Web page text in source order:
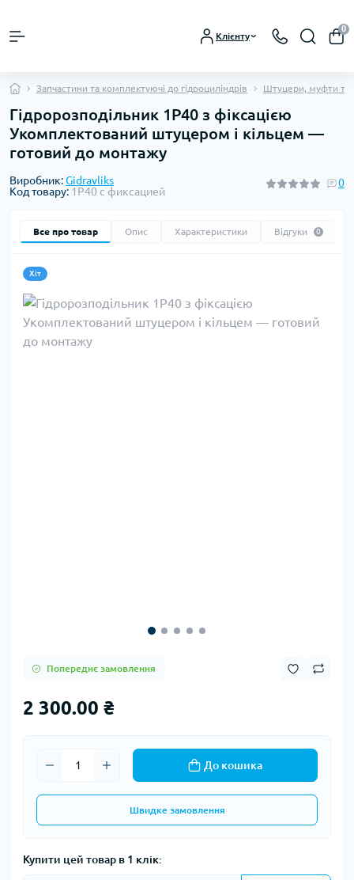
Клієнту
0
Запчастини та комплектуючі до гідроциліндрів Штуцери, муфти та
Гідророзподільник 1Р40 з фіксацією
Укомплектований штуцером і кільцем —
готовий до монтажу
Виробник:Gidravliks
Код товару: 1Р40 с фиксацией
0
Все про товар Опис Характеристики Відгуки 0
Хіт
Попереднє замовлення
2 300.00 ₴
До кошика
Швидке замовлення
Купити цей товар в 1 клік: